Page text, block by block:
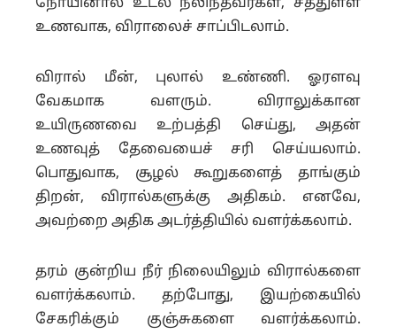
நோயினால் உடல் நலிந்தவர்கள், சத்துள்ள
உணவாக, விராலைச் சாப்பிடலாம்.
விரால் மீன், புலால் உண்ணி. ஓரளவு
வேகமாக வளரும். விராலுக்கான
உயிருணவை உற்பத்தி செய்து, அதன்
உணவுத் தேவையைச் சரி செய்யலாம்.
பொதுவாக, சூழல் கூறுகளைத் தாங்கும்
திறன், விரால்களுக்கு அதிகம். எனவே,
அவற்றை அதிக அடர்த்தியில் வளர்க்கலாம்.
தரம் குன்றிய நீர் நிலையிலும் விரால்களை
வளர்க்கலாம். தற்போது, இயற்கையில்
சேகரிக்கும் குஞ்சுகளை வளர்க்கலாம்.